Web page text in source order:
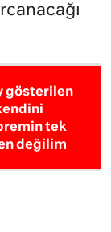
gösterilen
tek
değilim